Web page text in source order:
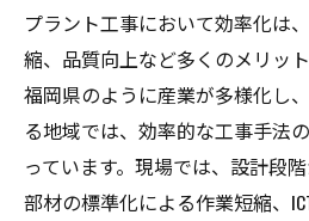
プラント工事において効率化は
縮、品質向上など多くのメリッ
福岡県のように産業が多様化し
る地域では、効率的な工事手法
っています。現場では、設計段
部材の標準化による作業短縮、